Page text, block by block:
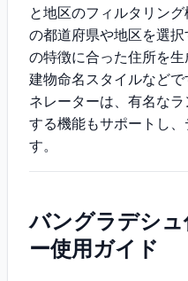
と地区のフィルタリン
の都道府県や地区を選
の特徴に合った住所を生
建物命名スタイルなど
ネレーターは、有名な
する機能もサポートし
す。
バングラデシ
ー使用ガイド